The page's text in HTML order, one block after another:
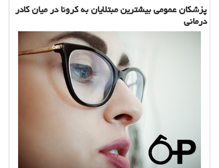
پزشكان عمومی بیشترین مبتلایان به كرونا در میان كادر
درمانی